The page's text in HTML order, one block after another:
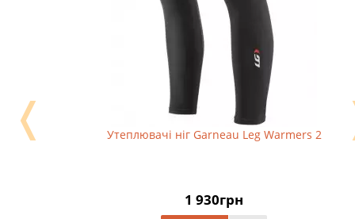
Утеплювачі ніг Garneau Leg Warmers 2
1 930грн
❬